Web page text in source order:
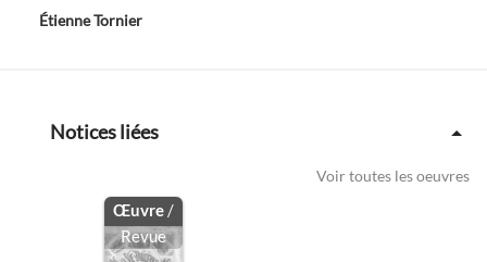
Étienne Tornier
Notices liées
Voir toutes les oeuvres
Œuvre /
Revue